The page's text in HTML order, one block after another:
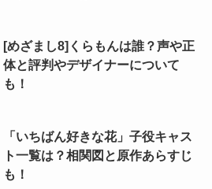
[めざまし8]くらもんは誰？声や正
体と評判やデザイナーについて
も！
「いちばん好きな花」子役キャス
ト一覧は？相関図と原作あらすじ
も！